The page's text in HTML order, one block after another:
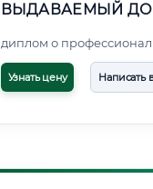
ВЫДАВАЕМЫЙ
диплом о
Узнать цену Написать